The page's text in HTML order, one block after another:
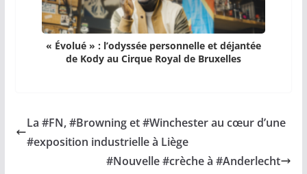
« Évolué » : l’odyssée personnelle et déjantée
de Kody au Cirque Royal de Bruxelles
La #FN, #Browning et #Winchester au cœur d’une
#exposition industrielle à Liège
#Nouvelle #crèche à #Anderlecht